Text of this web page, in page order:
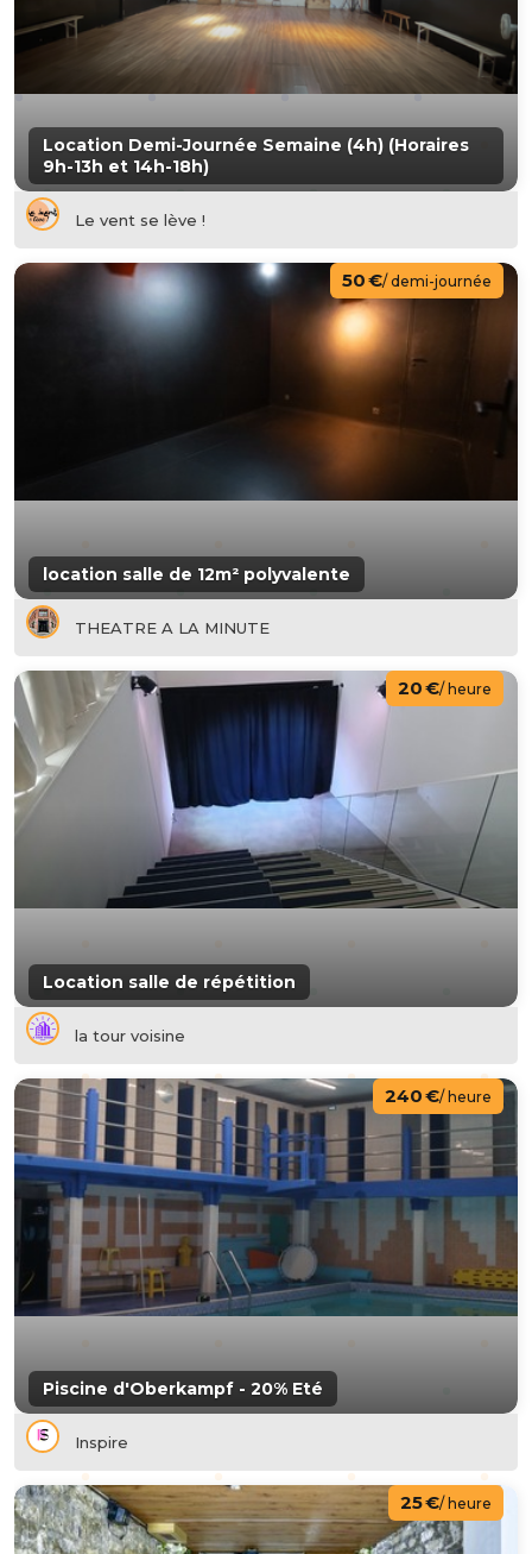
Location Demi-Journée Semaine (4h) (Horaires
9h-13h et 14h-18h)
Le vent se lève !
location salle de 12m² polyvalente
50 €/ demi-journée
THEATRE A LA MINUTE
Location salle de répétition
20 €/ heure
la tour voisine
Piscine d'Oberkampf - 20% Eté
240 €/ heure
Inspire
25 €/ heure